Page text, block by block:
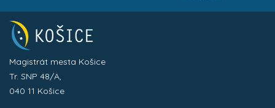
Magistrát mesta Košice
Tr. SNP 48/A,
040 11 Košice